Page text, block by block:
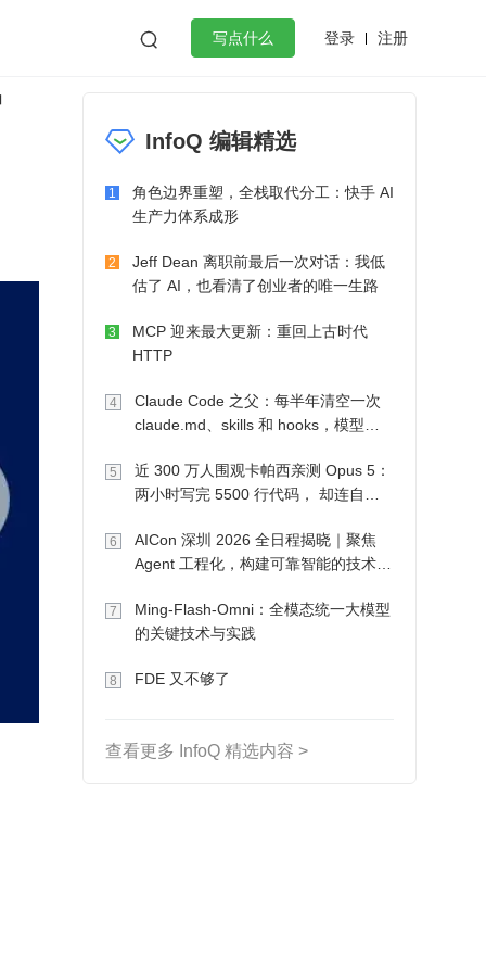
 写点什么 登录 注册
作
微服务架构 flutter
InfoQ 编辑精选
1
角色边界重塑，全栈取代分工：快手 AI
生产力体系成形
2
Jeff Dean 离职前最后一次对话：我低
估了 AI，也看清了创业者的唯一生路
3
MCP 迎来最大更新：重回上古时代
HTTP
4
Claude Code 之父：每半年清空一次
claude.md、skills 和 hooks，模型自
5
近 300 万人围观卡帕西亲测 Opus 5：
两小时写完 5500 行代码， 却连自己
6
AICon 深圳 2026 全日程揭晓｜聚焦
Agent 工程化，构建可靠智能的技术路
7
Ming-Flash-Omni：全模态统一大模型
的关键技术与实践
8 FDE 又不够了
查看更多 InfoQ 精选内容 >